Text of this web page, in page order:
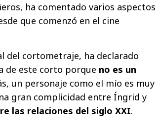
ha comentado varios aspectos
que comenzó en el cine
del cortometraje, ha declarado
de este corto porque no es un
un personaje como el mío es muy
gran complicidad entre Íngrid y
las relaciones del siglo XXI.